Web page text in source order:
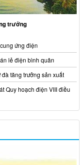
trưởng
ứng điện
lẻ điện bình quân
tăng trưởng sản xuất
Quy hoạch điện VIII điều